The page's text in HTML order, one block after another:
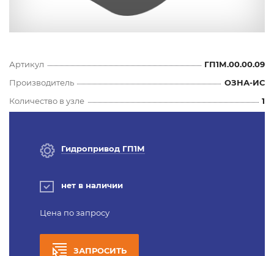
Артикул
ГП1М.00.00.09
Производитель
ОЗНА-ИС
Количество в узле
1
Гидропривод ГП1М
нет в наличии
Цена по запросу
ЗАПРОСИТЬ